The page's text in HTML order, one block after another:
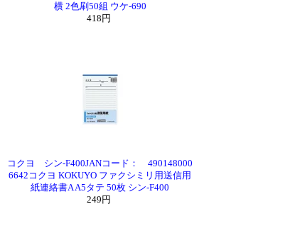
横 2色刷50組 ウケ-690
418円
コクヨ シン-F400JANコード： 490148000
6642コクヨ KOKUYO ファクシミリ用送信用
紙連絡書A A5タテ 50枚 シン-F400
249円